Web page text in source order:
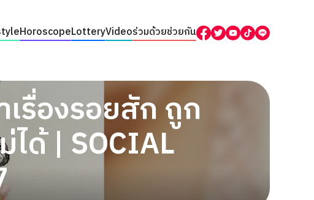
HoroscopeLotteryVideoร่วมด้วยช่วยกัน
รื่องรอยสัก ถูก
ได้ | SOCIAL